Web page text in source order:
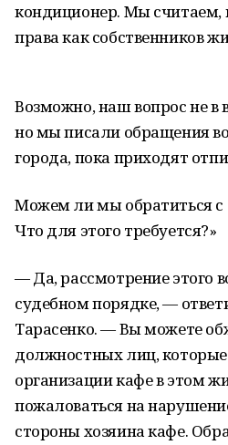
кондиционер. Мы
права как собственников
Возможно, наш вопрос не в
но мы писали обращения
города, пока приходят
Можем ли мы обратиться с
Что для этого требуется?»
— Да, рассмотрение этого
судебном порядке, —
Тарасенко. — Вы можете
должностных лиц,
организации кафе в этом
пожаловаться на
стороны хозяина кафе.